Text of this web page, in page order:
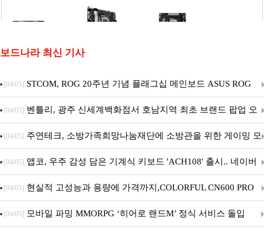
보드나라 최신 기사
[04/05] STCOM, ROG 20주년 기념 플래그십 메인보드 ASUS ROG
Crosshair X870E EDITION 20 국내 출시 예정
[04/05] 벤틀리, 광주 신세계백화점서 호남지역 최초 브랜드 팝업 오
픈
[04/05] 주연테크, 소방가족희망나눔재단에 소방관을 위한 게이밍 모
니터·스마트 펫 침대 기부
[04/05] 앱코, 우주 감성 담은 기계식 키보드 'ACH108' 출시.. 네이버
브랜드데이 기획전 진행
[04/05] 현실적 고성능과 용량에 가격까지,COLORFUL CN600 PRO
M.2 NVMe 디앤디컴 1TB
[04/05] 모바일 파밍 MMORPG ‘히어로 랜드M’ 정식 서비스 돌입